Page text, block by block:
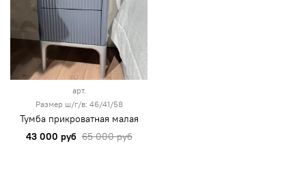
арт.
Размер ш/г/в: 46/41/58
Тумба прикроватная малая
43 000 руб 65 000 руб